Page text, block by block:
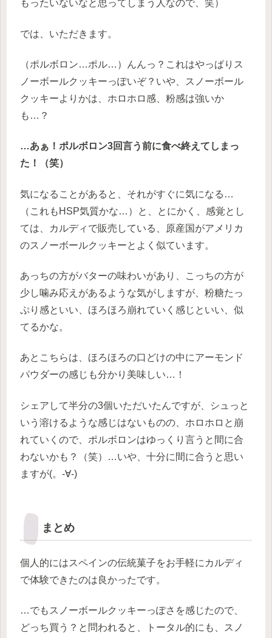
もったいないなと思ってしまう人なので、笑）
では、いただきます。
（ポルボロン…ポル…）んんっ？これはやっぱりス
ノーボールクッキーっぽいぞ？いや、スノーボール
クッキーよりかは、ホロホロ感、粉感は強いか
も…？
…あぁ！ポルボロン3回言う前に食べ終えてしまっ
た！（笑）
気になることがあると、それがすぐに気になる…
（これもHSP気質かな…）と、とにかく、感覚とし
ては、カルディで販売している、原産国がアメリカ
のスノーボールクッキーとよく似ています。
あっちの方がバターの味わいがあり、こっちの方が
少し噛み応えがあるような気がしますが、粉糖たっ
ぷり感といい、ほろほろ崩れていく感じといい、似
てるかな。
あとこちらは、ほろほろの口どけの中にアーモンド
パウダーの感じも分かり美味しい…！
シェアして半分の3個いただいたんですが、シュっと
いう溶けるような感じはないものの、ホロホロと崩
れていくので、ポルボロンはゆっくり言うと間に合
わないかも？（笑）…いや、十分に間に合うと思い
ますが(。-∀-)
まとめ
個人的にはスペインの伝統菓子をお手軽にカルディ
で体験できたのは良かったです。
…でもスノーボールクッキーっぽさを感じたので、
どっち買う？と問われると、トータル的にも、スノ